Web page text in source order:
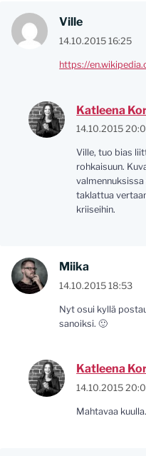
Ville
14.10.2015 16:25
https://
Katleena
14.10.2015
Ville, tuo bias
rohkaisuun.
taklattua
kriiseihin.
Miika
14.10.2015 18:53
Nyt osui kyllä
sanoiksi. 🙂
Katleena
14.10.2015
Mahtavaa